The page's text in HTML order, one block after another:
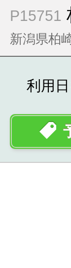
P15751
新潟県柏
利用